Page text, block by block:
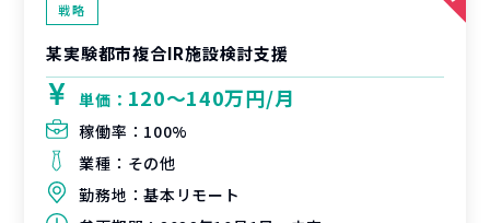
戦略
某実験都市複合IR施設検討支援
単価： 120〜140万円/月
稼働率： 100%
業種： その他
勤務地：基本リモート